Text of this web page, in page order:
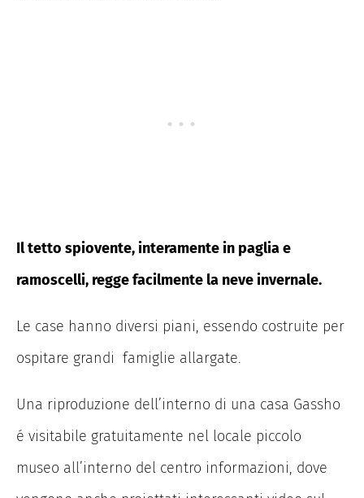
Il tetto spiovente, interamente in paglia e
ramoscelli, regge facilmente la neve invernale.
Le case hanno diversi piani, essendo costruite per
ospitare grandi famiglie allargate.
Una riproduzione dell’interno di una casa Gassho
é visitabile gratuitamente nel locale piccolo
museo all’interno del centro informazioni, dove